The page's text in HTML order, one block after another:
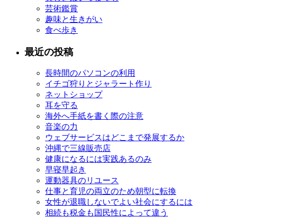
芸術鑑賞
趣味と生きがい
食べ歩き
最近の投稿
長時間のパソコンの利用
イチゴ狩りとジャラート作り
ネットショップ
耳を守る
海外へ手紙を書く際の注意
音楽の力
ウェブサービスはどこまで発展するか
沖縄で三線販売店
健康になるには実践あるのみ
早寝早起き
運動器具のリユース
仕事と育児の両立のため朝型に転換
女性が退職しないでよい社会にするには
相続も税金も国民性によって違う